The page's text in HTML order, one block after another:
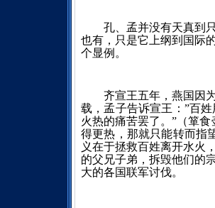
孔、孟并没有天真到
也有，只是它上纲到国际
个显例。
齐宣王五年，燕国因
载，孟子告诉宣王：”百
火热的痛苦罢了。”（箪
得更热，那就只能转而指
义在于拯救百姓离开水火
的父兄子弟，拆毁他们的
大的各国联军讨伐。